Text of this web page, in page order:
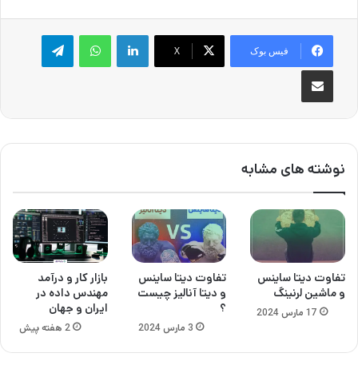
فیس بوک X
لینکدینواتس آپ تلگرام
اشتراک گذاری از طریق ایمیل
نوشته های مشابه
تفاوت دیتا ساینس
و ماشین لرنینگ
17 مارس 2024
تفاوت دیتا ساینس
و دیتا آنالیز چیست
؟
3 مارس 2024
بازار کار و درآمد
مهندس داده در
ایران و جهان
2 هفته پیش